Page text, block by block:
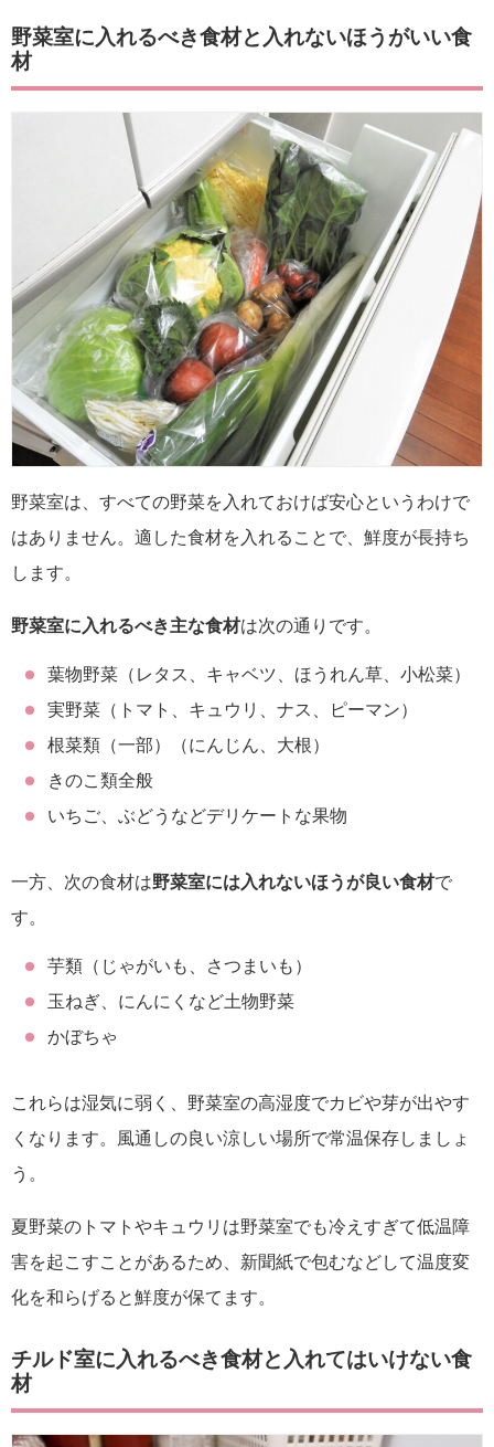
野菜室に入れるべき食材と入れないほうがいい食
材
野菜室は、すべての野菜を入れておけば安心というわけで
はありません。適した食材を入れることで、鮮度が長持ち
します。
野菜室に入れるべき主な食材は次の通りです。
葉物野菜（レタス、キャベツ、ほうれん草、小松菜）
実野菜（トマト、キュウリ、ナス、ピーマン）
根菜類（一部）（にんじん、大根）
きのこ類全般
いちご、ぶどうなどデリケートな果物
一方、次の食材は野菜室には入れないほうが良い食材で
す。
芋類（じゃがいも、さつまいも）
玉ねぎ、にんにくなど土物野菜
かぼちゃ
これらは湿気に弱く、野菜室の高湿度でカビや芽が出やす
くなります。風通しの良い涼しい場所で常温保存しましょ
う。
夏野菜のトマトやキュウリは野菜室でも冷えすぎて低温障
害を起こすことがあるため、新聞紙で包むなどして温度変
化を和らげると鮮度が保てます。
チルド室に入れるべき食材と入れてはいけない食
材